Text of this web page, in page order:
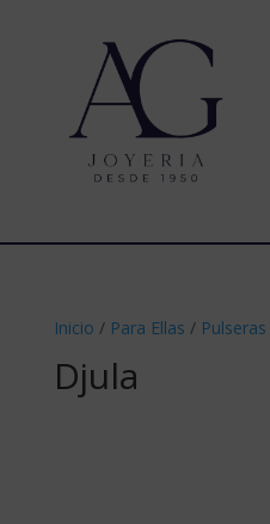
Inicio / Para Ellas / Pulseras
Djula